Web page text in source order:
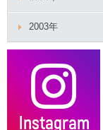
2003年